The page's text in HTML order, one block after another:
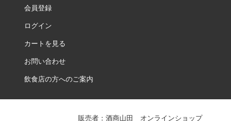
会員登録
ログイン
カートを見る
お問い合わせ
飲食店の方へのご案内
販売者：酒商山田 オンラインショップ